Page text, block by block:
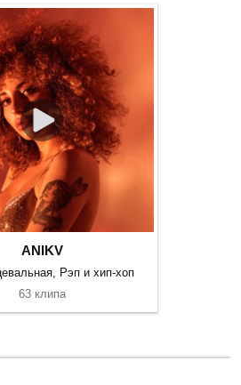
ANIKV
Рэп и хип-хоп
63 клипа